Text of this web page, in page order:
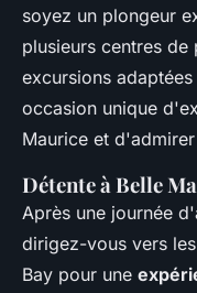
soyez un plongeur
plusieurs centres
excursions
occasion unique
Maurice et
Détente à Belle
Après une journée
dirigez-vous vers
Bay pour une